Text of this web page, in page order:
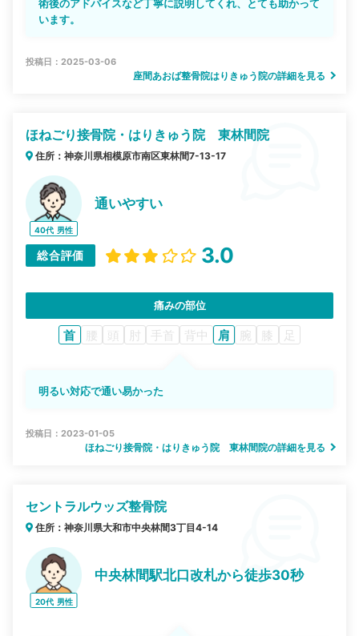
術後のアドバイスなど丁寧に説明してくれ、とても助かって
います。
投稿日：2025-03-06
座間あおば整骨院はりきゅう院の詳細を見る
ほねごり接骨院・はりきゅう院 東林間院
住所：神奈川県相模原市南区東林間7-13-17
40代 男性
通いやすい
総合評価 3.0
痛みの部位
首 腰 頭 肘 手首 背中 肩 腕 膝 足
明るい対応で通い易かった
投稿日：2023-01-05
ほねごり接骨院・はりきゅう院 東林間院の詳細を見る
セントラルウッズ整骨院
住所：神奈川県大和市中央林間3丁目4-14
20代 男性
中央林間駅北口改札から徒歩30秒